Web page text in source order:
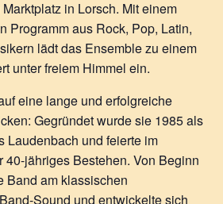
in Lorsch. Mit einem
Programm aus Rock, Pop, Latin,
lädt das Ensemble zu einem
unter freiem Himmel ein.
eine lange und erfolgreiche
Gegründet wurde sie 1985 als
Laudenbach und feierte im
40-jähriges Bestehen. Von Beginn
Band am klassischen
Sound und entwickelte sich